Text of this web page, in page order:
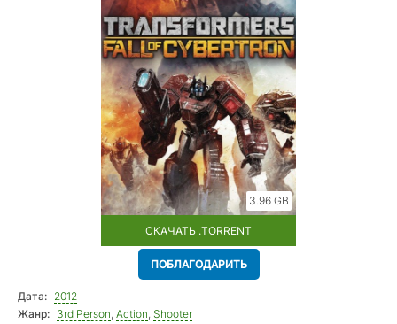
3.96 GB
СКАЧАТЬ .TORRENT
ПОБЛАГОДАРИТЬ
Дата: 2012
Жанр: 3rd Person, Action, Shooter